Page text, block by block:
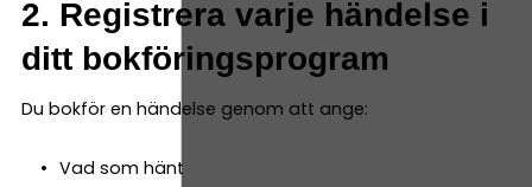
2. Registrera varje händelse i
ditt bokföringsprogram
Du bokför en händelse genom att ange:
Vad som hänt